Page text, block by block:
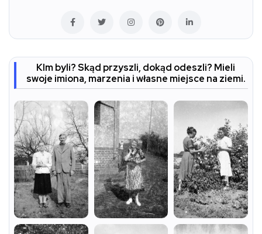
KIm byli? Skąd przyszli, dokąd odeszli? Mieli
swoje imiona, marzenia i własne miejsce na ziemi.